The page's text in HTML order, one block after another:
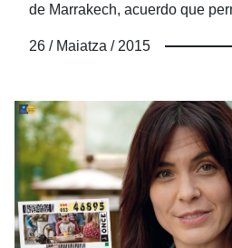
de Marrakech, acuerdo que
problemas de derechos de autor.
26 / Maiatza / 2015